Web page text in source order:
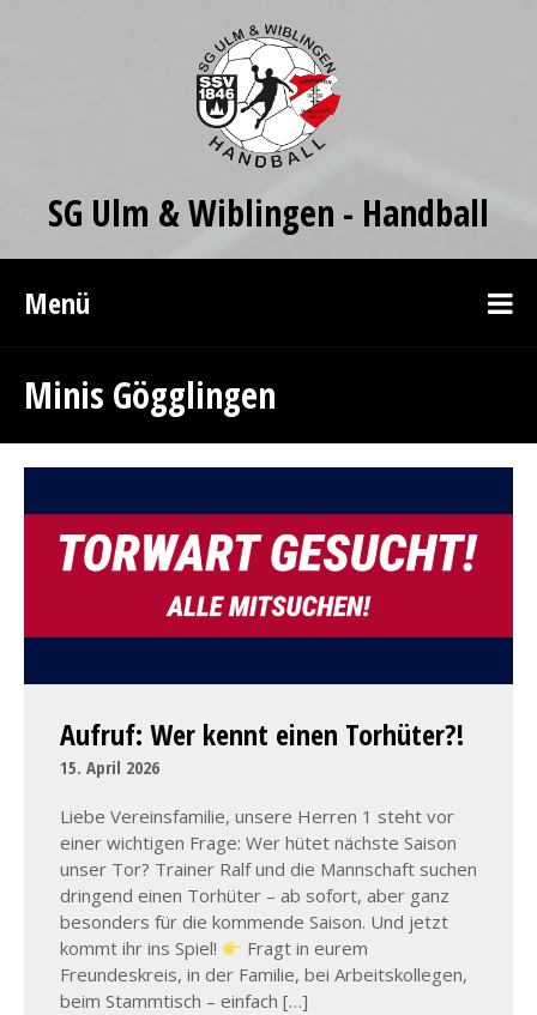
SG Ulm & Wiblingen - Handball
Menü
Minis Gögglingen
Aufruf: Wer kennt einen Torhüter?!
15. April 2026
Liebe Vereinsfamilie, unsere Herren 1 steht vor
einer wichtigen Frage: Wer hütet nächste Saison
unser Tor? Trainer Ralf und die Mannschaft suchen
dringend einen Torhüter – ab sofort, aber ganz
besonders für die kommende Saison. Und jetzt
kommt ihr ins Spiel!
Fragt in eurem
Freundeskreis, in der Familie, bei Arbeitskollegen,
beim Stammtisch – einfach […]